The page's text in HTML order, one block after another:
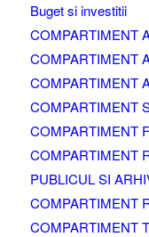
Buget si investitii
COMPARTIMENT
COMPARTIMENT
COMPARTIMENT
COMPARTIMENT
COMPARTIMENT
COMPARTIMENT
PUBLICUL SI
COMPARTIMENT
COMPARTIMENT